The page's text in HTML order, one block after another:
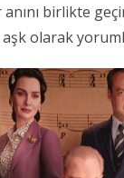
birlikte
olarak